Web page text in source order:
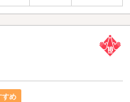
すめ